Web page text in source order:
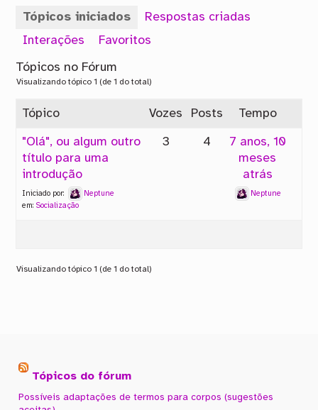
Tópicos iniciados
Respostas criadas
Interações
Favoritos
Tópicos no Fórum
Visualizando tópico 1 (de 1 do total)
Tópico Vozes Posts Tempo
"Olá", ou algum outro
título para uma
introdução
Iniciado por:
Neptune
em:Socialização
3 4
7 anos, 10
meses
atrás
Neptune
Visualizando tópico 1 (de 1 do total)
Tópicos do fórum
Possíveis adaptações de termos para corpos (sugestões